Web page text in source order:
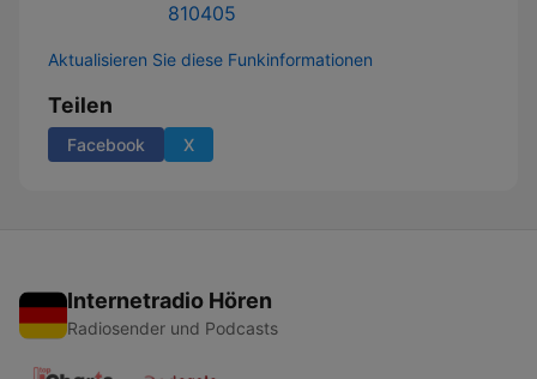
810405
Aktualisieren Sie diese Funkinformationen
Teilen
Facebook X
Internetradio Hören
Radiosender und Podcasts